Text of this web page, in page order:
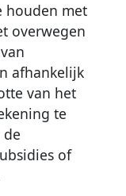
houden met
overwegen
afhankelijk
van het
te
of